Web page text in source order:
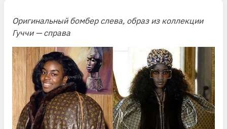
Оригинальный бомбер слева, образ из коллекции
Гуччи — справа